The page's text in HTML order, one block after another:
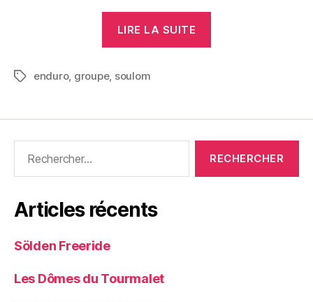
LIRE LA SUITE
Étiquettes
enduro, groupe, soulom
Articles récents
Sölden Freeride
Les Dômes du Tourmalet